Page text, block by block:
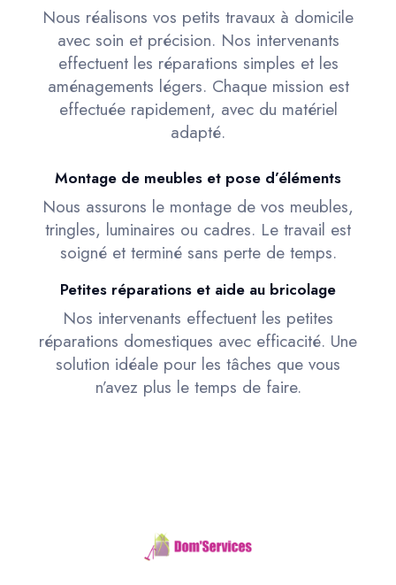
Nous réalisons vos petits travaux à domicile
avec soin et précision. Nos intervenants
effectuent les réparations simples et les
aménagements légers. Chaque mission est
effectuée rapidement, avec du matériel
adapté.
Montage de meubles et pose d’éléments
Nous assurons le montage de vos meubles,
tringles, luminaires ou cadres. Le travail est
soigné et terminé sans perte de temps.
Petites réparations et aide au bricolage
Nos intervenants effectuent les petites
réparations domestiques avec efficacité. Une
solution idéale pour les tâches que vous
n’avez plus le temps de faire.